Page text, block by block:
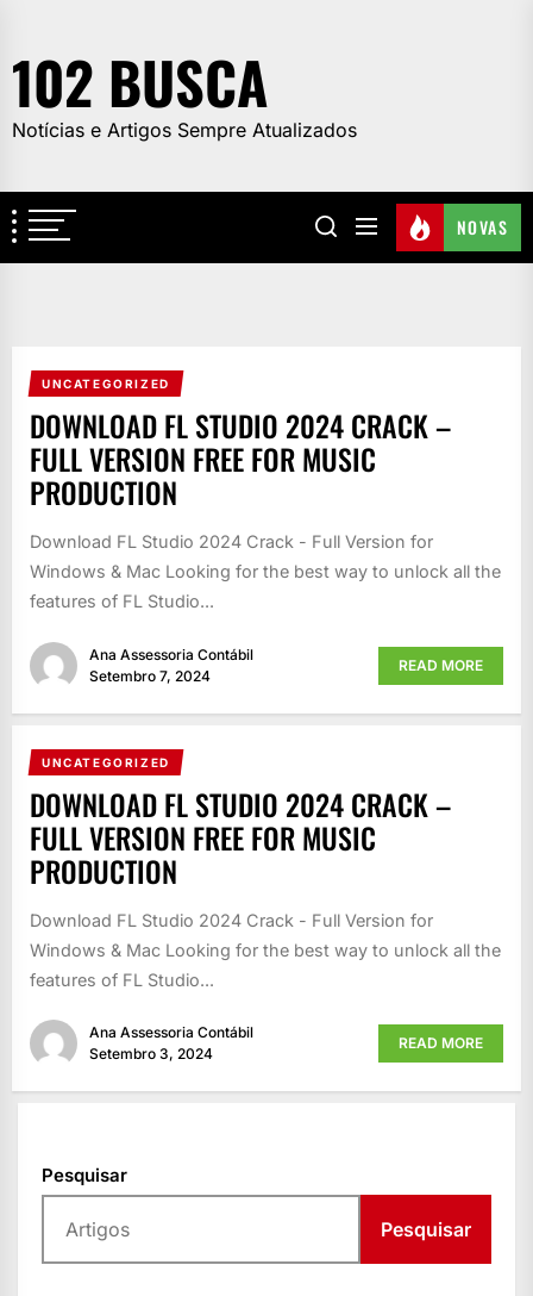
the
content
102 BUSCA
Notícias e Artigos Sempre Atualizados
NOVAS
UNCATEGORIZED
DOWNLOAD FL STUDIO 2024 CRACK –
FULL VERSION FREE FOR MUSIC
PRODUCTION
Download FL Studio 2024 Crack - Full Version for
Windows & Mac Looking for the best way to unlock all the
features of FL Studio...
Ana Assessoria Contábil
Setembro 7, 2024
READ MORE
UNCATEGORIZED
DOWNLOAD FL STUDIO 2024 CRACK –
FULL VERSION FREE FOR MUSIC
PRODUCTION
Download FL Studio 2024 Crack - Full Version for
Windows & Mac Looking for the best way to unlock all the
features of FL Studio...
Ana Assessoria Contábil
Setembro 3, 2024
READ MORE
Pesquisar
Pesquisar